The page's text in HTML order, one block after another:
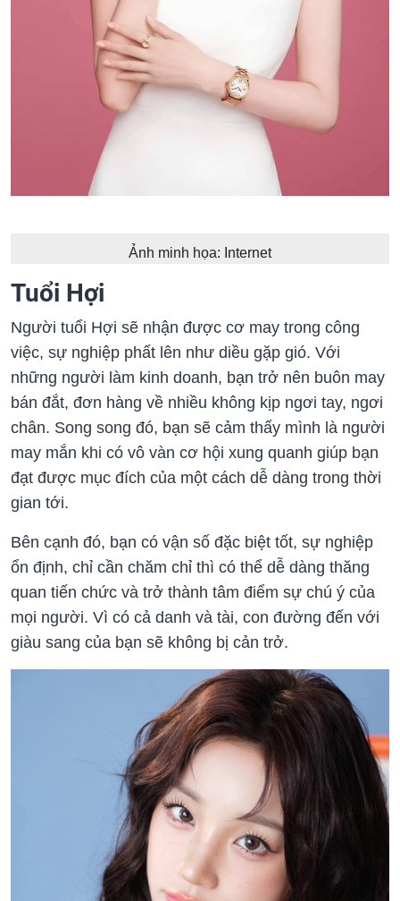
Ảnh minh họa: Internet
Tuổi Hợi
Người tuổi Hợi sẽ nhận được cơ may trong công
việc, sự nghiệp phất lên như diều gặp gió. Với
những người làm kinh doanh, bạn trở nên buôn may
bán đắt, đơn hàng về nhiều không kịp ngơi tay, ngơi
chân. Song song đó, bạn sẽ cảm thấy mình là người
may mắn khi có vô vàn cơ hội xung quanh giúp bạn
đạt được mục đích của một cách dễ dàng trong thời
gian tới.
Bên cạnh đó, bạn có vận số đặc biệt tốt, sự nghiệp
ổn định, chỉ cần chăm chỉ thì có thể dễ dàng thăng
quan tiến chức và trở thành tâm điểm sự chú ý của
mọi người. Vì có cả danh và tài, con đường đến với
giàu sang của bạn sẽ không bị cản trở.